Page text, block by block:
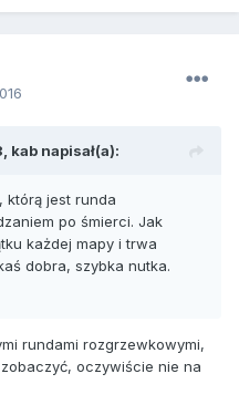
kab napisał(a):
którą jest runda
po śmierci. Jak
każdej mapy i trwa
dobra, szybka nutka.
rundami rozgrzewkowymi,
oczywiście nie na